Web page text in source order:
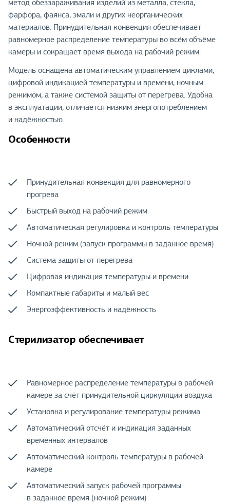
метод обеззараживания изделий из металла, стекла,
фарфора, фаянса, эмали и других неорганических
материалов. Принудительная конвекция обеспечивает
равномерное распределение температуры во всём объёме
камеры и сокращает время выхода на рабочий режим.
Модель оснащена автоматическим управлением циклами,
цифровой индикацией температуры и времени, ночным
режимом, а также системой защиты от перегрева. Удобна
в эксплуатации, отличается низким энергопотреблением
и надёжностью.
Особенности
Принудительная конвекция для равномерного
прогрева
Быстрый выход на рабочий режим
Автоматическая регулировка и контроль температуры
Ночной режим (запуск программы в заданное время)
Система защиты от перегрева
Цифровая индикация температуры и времени
Компактные габариты и малый вес
Энергоэффективность и надёжность
Стерилизатор обеспечивает
Равномерное распределение температуры в рабочей
камере за счёт принудительной циркуляции воздуха
Установка и регулирование температуры режима
Автоматический отсчёт и индикация заданных
временных интервалов
Автоматический контроль температуры в рабочей
камере
Автоматический запуск рабочей программы
в заданное время (ночной режим)